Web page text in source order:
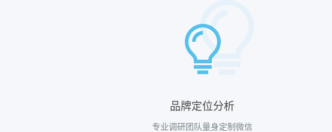
品牌定位分析
专业调研团队量身定制微信